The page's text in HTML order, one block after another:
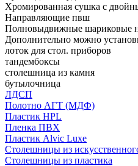
Хромированная сушка с
Направляющие пвш
Полновыдвижные шариковые
Дополнительно можно
лоток для стол. приборов
тандембоксы
столешница из камня
бутылочница
ЛДСП
Полотно АГТ (МДФ)
Пластик HPL
Пленка ПВХ
Пластик Alvic Luxe
Столешницы из
Столешницы из пластика